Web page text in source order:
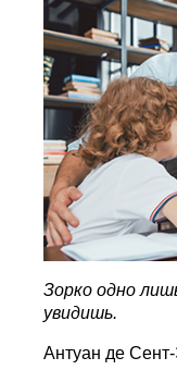
Зорко одно
увидишь.
Антуан де